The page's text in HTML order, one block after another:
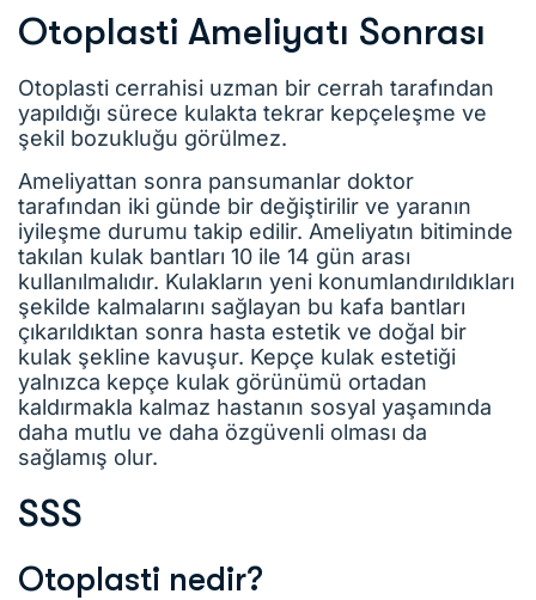
Otoplasti Ameliyatı Sonrası
Otoplasti cerrahisi uzman bir cerrah tarafından
yapıldığı sürece kulakta tekrar kepçeleşme ve
şekil bozukluğu görülmez.
Ameliyattan sonra pansumanlar doktor
tarafından iki günde bir değiştirilir ve yaranın
iyileşme durumu takip edilir. Ameliyatın bitiminde
takılan kulak bantları 10 ile 14 gün arası
kullanılmalıdır. Kulakların yeni konumlandırıldıkları
şekilde kalmalarını sağlayan bu kafa bantları
çıkarıldıktan sonra hasta estetik ve doğal bir
kulak şekline kavuşur. Kepçe kulak estetiği
yalnızca kepçe kulak görünümü ortadan
kaldırmakla kalmaz hastanın sosyal yaşamında
daha mutlu ve daha özgüvenli olması da
sağlamış olur.
SSS
Otoplasti nedir?